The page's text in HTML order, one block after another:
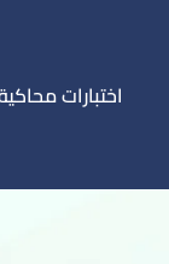
اختبارات